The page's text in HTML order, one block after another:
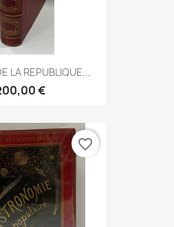
LA REPUBLIQUE...
€
favorite_border